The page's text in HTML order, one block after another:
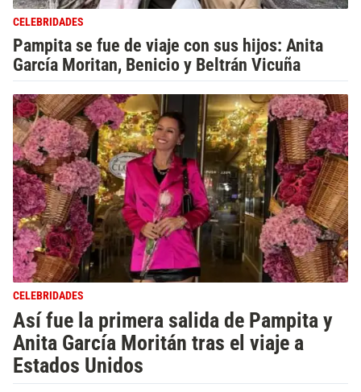
CELEBRIDADES
Pampita se fue de viaje con sus hijos: Anita
García Moritan, Benicio y Beltrán Vicuña
CELEBRIDADES
Así fue la primera salida de Pampita y
Anita García Moritán tras el viaje a
Estados Unidos